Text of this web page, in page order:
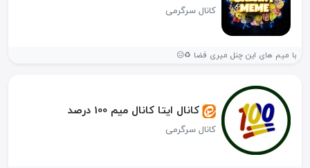
کانال سرگرمی
با میم های این چنل میری فضا ♻️😑
کانال ایتا کانال میم 100 درصد
کانال سرگرمی